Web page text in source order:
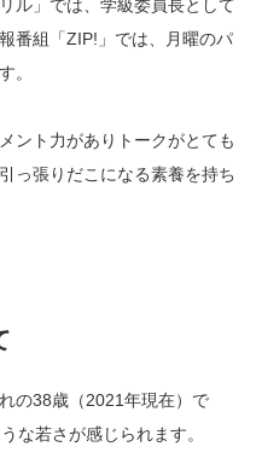
ル」では、学級委員長として
番組「ZIP!」では、月曜のパ
。
ント力がありトークがとても
っ張りだこになる素養を持ち
の38歳（2021年現在）で
な若さが感じられます。